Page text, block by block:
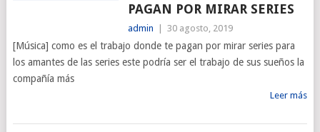
PAGAN POR MIRAR SERIES
admin 30 agosto, 2019
[Música] como es el trabajo donde te pagan por mirar series para
los amantes de las series este podría ser el trabajo de sus sueños la
compañía más
Leer más